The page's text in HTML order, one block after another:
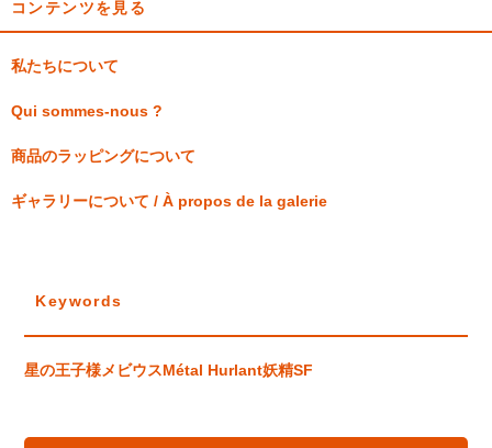
コンテンツを見る
私たちについて
Qui sommes-nous ?
商品のラッピングについて
ギャラリーについて / À propos de la galerie
Keywords
星の王子様メビウスMétal Hurlant妖精SF